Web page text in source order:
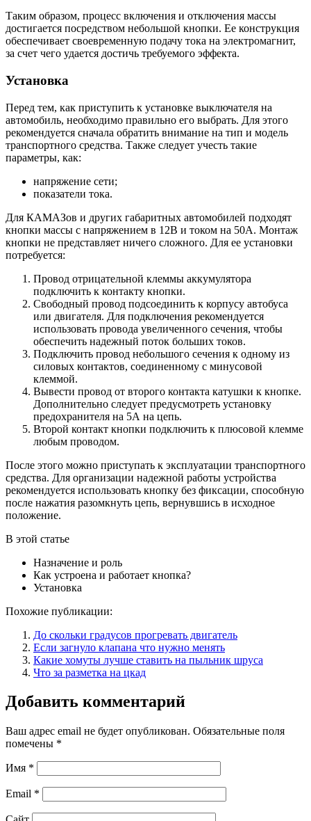
Таким образом, процесс включения и отключения массы
достигается посредством небольшой кнопки. Ее конструкция
обеспечивает своевременную подачу тока на электромагнит,
за счет чего удается достичь требуемого эффекта.
Установка
Перед тем, как приступить к установке выключателя на
автомобиль, необходимо правильно его выбрать. Для этого
рекомендуется сначала обратить внимание на тип и модель
транспортного средства. Также следует учесть такие
параметры, как:
напряжение сети;
показатели тока.
Для КАМАЗов и других габаритных автомобилей подходят
кнопки массы с напряжением в 12В и током на 50А. Монтаж
кнопки не представляет ничего сложного. Для ее установки
потребуется:
Провод отрицательной клеммы аккумулятора
подключить к контакту кнопки.
Свободный провод подсоединить к корпусу автобуса
или двигателя. Для подключения рекомендуется
использовать провода увеличенного сечения, чтобы
обеспечить надежный поток больших токов.
Подключить провод небольшого сечения к одному из
силовых контактов, соединенному с минусовой
клеммой.
Вывести провод от второго контакта катушки к кнопке.
Дополнительно следует предусмотреть установку
предохранителя на 5А на цепь.
Второй контакт кнопки подключить к плюсовой клемме
любым проводом.
После этого можно приступать к эксплуатации транспортного
средства. Для организации надежной работы устройства
рекомендуется использовать кнопку без фиксации, способную
после нажатия разомкнуть цепь, вернувшись в исходное
положение.
В этой статье
Назначение и роль
Как устроена и работает кнопка?
Установка
Похожие публикации:
До скольки градусов прогревать двигатель
Если загнуло клапана что нужно менять
Какие хомуты лучше ставить на пыльник шруса
Что за разметка на цкад
Добавить комментарий
Ваш адрес email не будет опубликован. Обязательные поля
помечены *
Имя *
Email *